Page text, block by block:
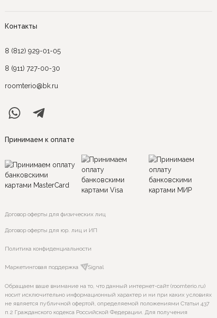
Контакты
8 (812) 929-01-05
8 (911) 727-00-30
roomterio@bk.ru
Принимаем к оплате
Договор оферты для физических лиц
Договор оферты для юр. лиц и ИП
Политика конфиденциальности
Маркетинговая поддержка VSignal
Обращаем ваше внимание на то, что данный интернет-сайт (roomterio.ru)
носит исключительно информационный характер и ни при каких условиях
не является публичной офертой, определяемой положениями Статьи 437
п.2 Гражданского кодекса Российской Федерации. Для получения